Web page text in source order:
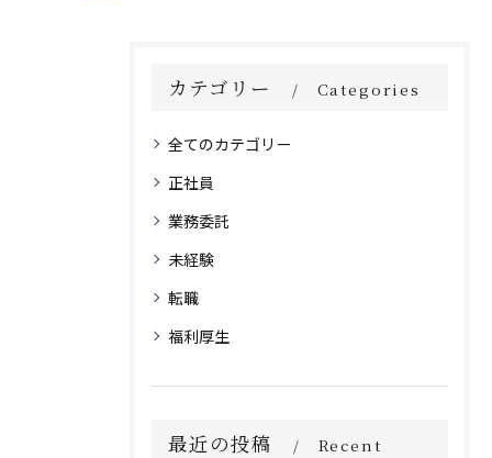
カテゴリー Categories
全てのカテゴリー
正社員
業務委託
未経験
転職
福利厚生
最近の投稿
Recent